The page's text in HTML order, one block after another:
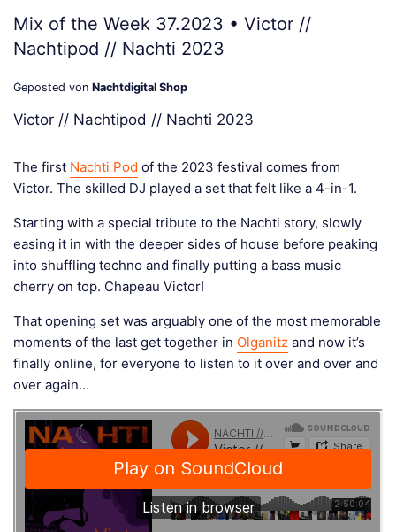
Mix of the Week 37.2023 • Victor //
Nachtipod // Nachti 2023
Geposted von Nachtdigital Shop
Victor // Nachtipod // Nachti 2023
The first Nachti Pod of the 2023 festival comes from
Victor. The skilled DJ played a set that felt like a 4-in-1.
Starting with a special tribute to the Nachti story, slowly
easing it in with the deeper sides of house before peaking
into shuffling techno and finally putting a bass music
cherry on top. Chapeau Victor!
That opening set was arguably one of the most memorable
moments of the last get together in Olganitz and now it’s
finally online, for everyone to listen to it over and over and
over again…